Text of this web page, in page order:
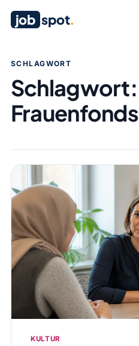
job spot.
SCHLAGWORT
Schlagwort:
Frauenfonds
KULTUR